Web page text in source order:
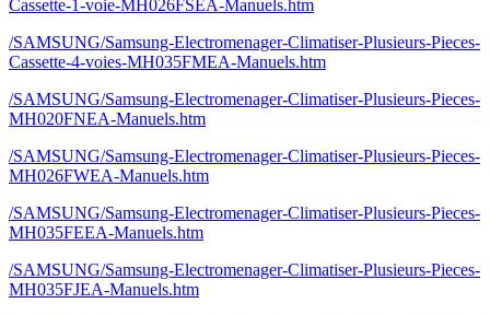
Cassette-1-voie-MH026FSEA-Manuels.htm
/SAMSUNG/Samsung-Electromenager-Climatiser-Plusieurs-Pieces-
Cassette-4-voies-MH035FMEA-Manuels.htm
/SAMSUNG/Samsung-Electromenager-Climatiser-Plusieurs-Pieces-
MH020FNEA-Manuels.htm
/SAMSUNG/Samsung-Electromenager-Climatiser-Plusieurs-Pieces-
MH026FWEA-Manuels.htm
/SAMSUNG/Samsung-Electromenager-Climatiser-Plusieurs-Pieces-
MH035FEEA-Manuels.htm
/SAMSUNG/Samsung-Electromenager-Climatiser-Plusieurs-Pieces-
MH035FJEA-Manuels.htm